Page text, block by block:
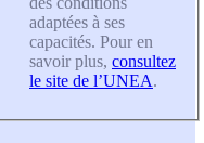
adaptées à ses
capacités. Pour en
savoir plus, consultez
le site de l’UNEA.